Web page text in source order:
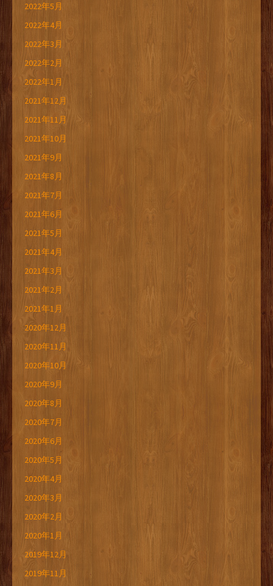
2022年5月
2022年4月
2022年3月
2022年2月
2022年1月
2021年12月
2021年11月
2021年10月
2021年9月
2021年8月
2021年7月
2021年6月
2021年5月
2021年4月
2021年3月
2021年2月
2021年1月
2020年12月
2020年11月
2020年10月
2020年9月
2020年8月
2020年7月
2020年6月
2020年5月
2020年4月
2020年3月
2020年2月
2020年1月
2019年12月
2019年11月